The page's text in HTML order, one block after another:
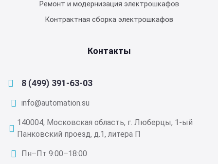
Ремонт и модернизация электрошкафов
Контрактная сборка электрошкафов
Контакты
8 (499) 391-63-03
info@automation.su
140004, Московская область, г. Люберцы, 1-ый
Панковский проезд, д.1, литера П
Пн–Пт 9:00–18:00